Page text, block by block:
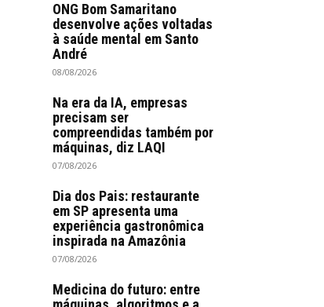
ONG Bom Samaritano
desenvolve ações voltadas
à saúde mental em Santo
André
08/08/2026
Na era da IA, empresas
precisam ser
compreendidas também por
máquinas, diz LAQI
07/08/2026
Dia dos Pais: restaurante
em SP apresenta uma
experiência gastronômica
inspirada na Amazônia
07/08/2026
Medicina do futuro: entre